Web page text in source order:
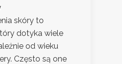
skóry to
dotyka wiele
od wieku
Często są one